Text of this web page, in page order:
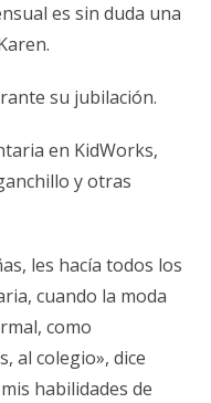
es sin duda una
su jubilación.
en KidWorks,
y otras
les hacía todos los
cuando la moda
como
al colegio», dice
habilidades de